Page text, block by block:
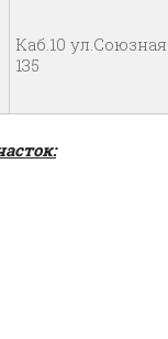
Каб.10 ул.Союзная
135